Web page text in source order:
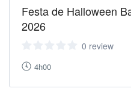
Festa de Halloween
2026
0 review
4h00